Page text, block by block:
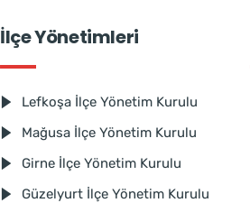
İlçe Yönetimleri
Lefkoşa İlçe Yönetim Kurulu
Mağusa İlçe Yönetim Kurulu
Girne İlçe Yönetim Kurulu
Güzelyurt İlçe Yönetim Kurulu